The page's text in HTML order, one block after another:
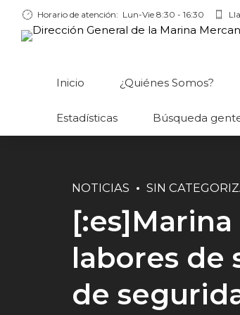
Horario de atención: Lun-Vie 8:30 - 16:30
Inicio ¿Quiénes Somos?
Estadísticas Búsqueda
NOTICIAS SIN
labores de
de